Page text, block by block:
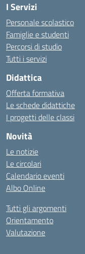
I Servizi
Personale scolastico
Famiglie e studenti
Percorsi di studio
Tutti i servizi
Didattica
Offerta formativa
Le schede didattiche
I progetti delle classi
Novità
Le notizie
Le circolari
Calendario eventi
Albo Online
Tutti gli argomenti
Orientamento
Valutazione